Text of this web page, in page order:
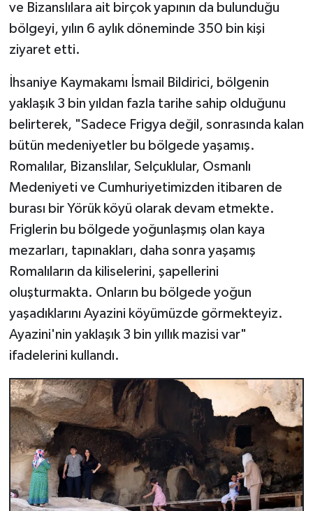
ve Bizanslılara ait birçok yapının da bulunduğu
bölgeyi, yılın 6 aylık döneminde 350 bin kişi
ziyaret etti.
İhsaniye Kaymakamı İsmail Bildirici, bölgenin
yaklaşık 3 bin yıldan fazla tarihe sahip olduğunu
belirterek, "Sadece Frigya değil, sonrasında kalan
bütün medeniyetler bu bölgede yaşamış.
Romalılar, Bizanslılar, Selçuklular, Osmanlı
Medeniyeti ve Cumhuriyetimizden itibaren de
burası bir Yörük köyü olarak devam etmekte.
Friglerin bu bölgede yoğunlaşmış olan kaya
mezarları, tapınakları, daha sonra yaşamış
Romalıların da kiliselerini, şapellerini
oluşturmakta. Onların bu bölgede yoğun
yaşadıklarını Ayazini köyümüzde görmekteyiz.
Ayazini'nin yaklaşık 3 bin yıllık mazisi var"
ifadelerini kullandı.